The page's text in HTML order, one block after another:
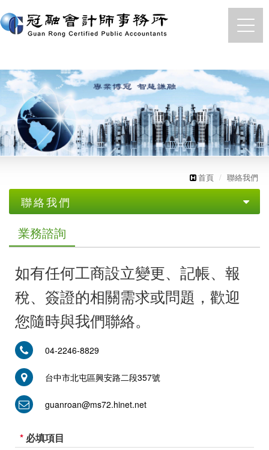
https://accounting.tw
首頁 聯絡我們
聯絡我們
業務諮詢
聯絡我們
業務諮詢
如有任何工商設立變更、記帳、報
稅、簽證的相關需求或問題，歡迎
您隨時與我們聯絡。
04-2246-8829
台中市北屯區興安路二段357號
guanroan@ms72.hinet.net
* 必填項目